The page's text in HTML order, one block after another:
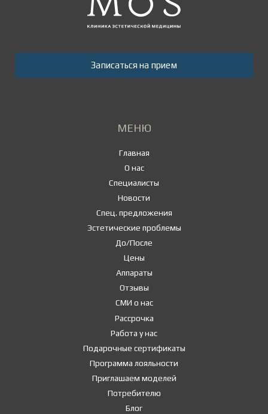
Записаться на прием
МЕНЮ
Главная
О нас
Специалисты
Новости
Спец. предложения
Эстетические проблемы
До/После
Цены
Аппараты
Отзывы
СМИ о нас
Рассрочка
Работа у нас
Подарочные сертификаты
Программа лояльности
Приглашаем моделей
Потребителю
Блог